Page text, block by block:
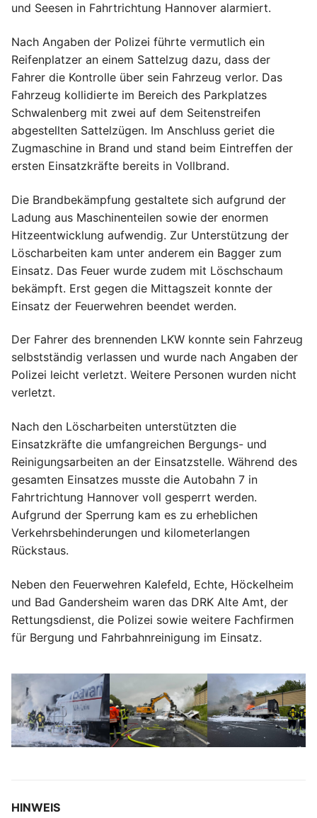
und Seesen in Fahrtrichtung Hannover alarmiert.
Nach Angaben der Polizei führte vermutlich ein
Reifenplatzer an einem Sattelzug dazu, dass der
Fahrer die Kontrolle über sein Fahrzeug verlor. Das
Fahrzeug kollidierte im Bereich des Parkplatzes
Schwalenberg mit zwei auf dem Seitenstreifen
abgestellten Sattelzügen. Im Anschluss geriet die
Zugmaschine in Brand und stand beim Eintreffen der
ersten Einsatzkräfte bereits in Vollbrand.
Die Brandbekämpfung gestaltete sich aufgrund der
Ladung aus Maschinenteilen sowie der enormen
Hitzeentwicklung aufwendig. Zur Unterstützung der
Löscharbeiten kam unter anderem ein Bagger zum
Einsatz. Das Feuer wurde zudem mit Löschschaum
bekämpft. Erst gegen die Mittagszeit konnte der
Einsatz der Feuerwehren beendet werden.
Der Fahrer des brennenden LKW konnte sein Fahrzeug
selbstständig verlassen und wurde nach Angaben der
Polizei leicht verletzt. Weitere Personen wurden nicht
verletzt.
Nach den Löscharbeiten unterstützten die
Einsatzkräfte die umfangreichen Bergungs- und
Reinigungsarbeiten an der Einsatzstelle. Während des
gesamten Einsatzes musste die Autobahn 7 in
Fahrtrichtung Hannover voll gesperrt werden.
Aufgrund der Sperrung kam es zu erheblichen
Verkehrsbehinderungen und kilometerlangen
Rückstaus.
Neben den Feuerwehren Kalefeld, Echte, Höckelheim
und Bad Gandersheim waren das DRK Alte Amt, der
Rettungsdienst, die Polizei sowie weitere Fachfirmen
für Bergung und Fahrbahnreinigung im Einsatz.
HINWEIS